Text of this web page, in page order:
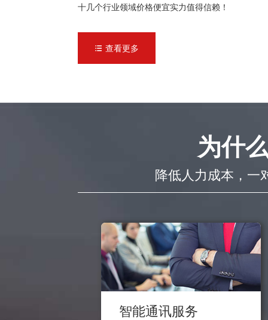
十几个行业领域价格便宜实力值得信赖！
 查看更多
为什
降低人力成本，一
智能通讯服务